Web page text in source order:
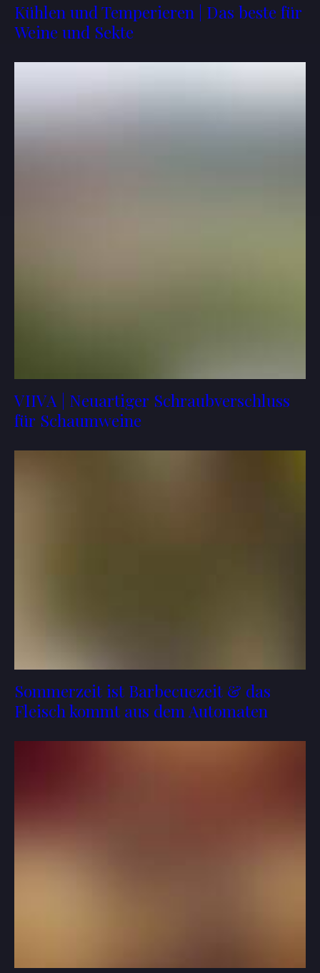
Kühlen und Temperieren | Das beste für
Weine und Sekte
VIIVA | Neuartiger Schraubverschluss
für Schaumweine
Sommerzeit ist Barbecuezeit & das
Fleisch kommt aus dem Automaten